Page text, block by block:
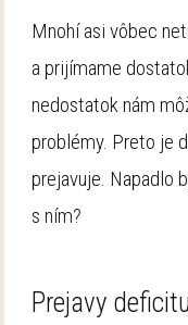
Mnohí asi vôbec
a prijímame
nedostatok nám
problémy. Preto je
prejavuje. Napadlo
s ním?
Prejavy